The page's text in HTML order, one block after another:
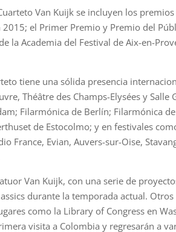
Van Kuijk se incluyen los
el Primer Premio y Premio del
la Academia del Festival de Aix-en-
tiene una sólida presencia
Théâtre des Champs-Elysées y
Filarmónica de Berlín; Filarmónica
de Estocolmo; y en festivales
France, Evian, Auvers-sur-Oise,
Van Kuijk, con una serie de
durante la temporada actual.
como la Library of Congress en
visita a Colombia y regresarán a